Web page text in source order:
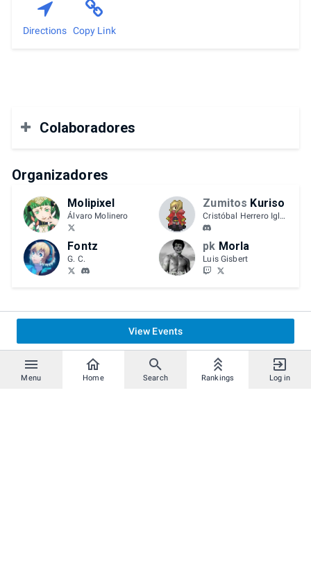
Menu Home Search Rankings Log in
Directions Copy Link
Colaboradores
Colaboran: Nimby Eventos, Smash Bros Spain.
Organizadores
Molipixel
Álvaro Molinero
Zumitos Kuriso
Cristóbal Herrero Iglesias
Fontz
G. C.
pk Morla
Luis Gisbert
View Events